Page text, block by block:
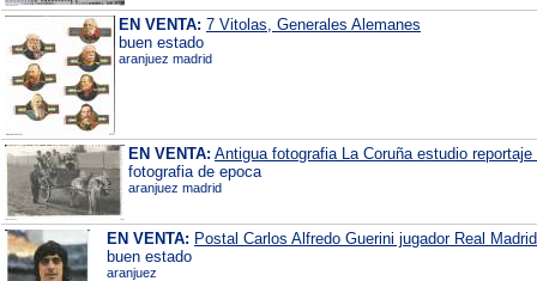
EN VENTA: 7 Vitolas, Generales Alemanes
buen estado
aranjuez madrid
EN VENTA: Antigua fotografia La Coruña estudio
fotografia de epoca
aranjuez madrid
EN VENTA: Postal Carlos Alfredo Guerini jugador Real
buen estado
aranjuez